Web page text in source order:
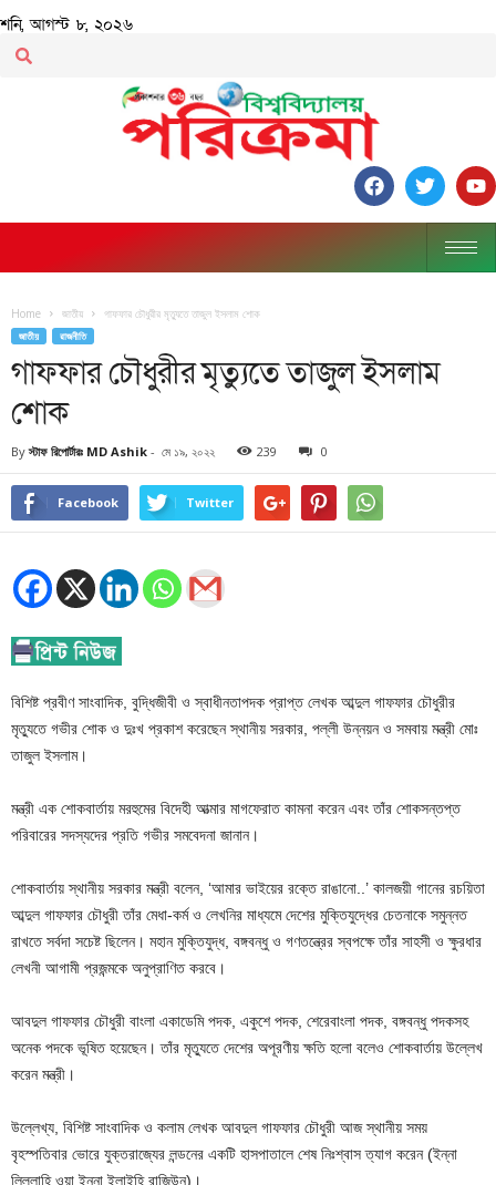
শনি, আগস্ট ৮, ২০২৬
Home জাতীয় গাফফার চৌধুরীর মৃত্যুতে তাজুল ইসলাম শোক
জাতীয় রাজনীতি
গাফফার চৌধুরীর মৃত্যুতে তাজুল ইসলাম
শোক
By স্টাফ রিপোর্টারঃ MD Ashik - মে ১৯, ২০২২ 239 0
Facebook Twitter
বিশিষ্ট প্রবীণ সাংবাদিক, বুদ্ধিজীবী ও স্বাধীনতাপদক প্রাপ্ত লেখক আব্দুল গাফফার চৌধুরীর
মৃত্যুতে গভীর শোক ও দুঃখ প্রকাশ করেছেন স্থানীয় সরকার, পল্লী উন্নয়ন ও সমবায় মন্ত্রী মোঃ
তাজুল ইসলাম।
মন্ত্রী এক শোকবার্তায় মরহুমের বিদেহী আত্মার মাগফেরাত কামনা করেন এবং তাঁর শোকসন্তপ্ত
পরিবারের সদস্যদের প্রতি গভীর সমবেদনা জানান।
শোকবার্তায় স্থানীয় সরকার মন্ত্রী বলেন, ‘আমার ভাইয়ের রক্তে রাঙানো..’ কালজয়ী গানের রচয়িতা
আব্দুল গাফফার চৌধুরী তাঁর মেধা-কর্ম ও লেখনির মাধ্যমে দেশের মুক্তিযুদ্ধের চেতনাকে সমুন্নত
রাখতে সর্বদা সচেষ্ট ছিলেন। মহান মুক্তিযুদ্ধ, বঙ্গবন্ধু ও গণতন্ত্রের স্বপক্ষে তাঁর সাহসী ও ক্ষুরধার
লেখনী আগামী প্রজন্মকে অনুপ্রাণিত করবে।
আবদুল গাফফার চৌধুরী বাংলা একাডেমি পদক, একুশে পদক, শেরেবাংলা পদক, বঙ্গবন্ধু পদকসহ
অনেক পদকে ভূষিত হয়েছেন। তাঁর মৃত্যুতে দেশের অপূরণীয় ক্ষতি হলো বলেও শোকবার্তায় উল্লেখ
করেন মন্ত্রী।
উল্লেখ্য, বিশিষ্ট সাংবাদিক ও কলাম লেখক আবদুল গাফফার চৌধুরী আজ স্থানীয় সময়
বৃহস্পতিবার ভোরে যুক্তরাজ্যের লন্ডনের একটি হাসপাতালে শেষ নিঃশ্বাস ত্যাগ করেন (ইন্না
লিল্লাহি ওয়া ইন্না ইলাইহি রাজিউন)।